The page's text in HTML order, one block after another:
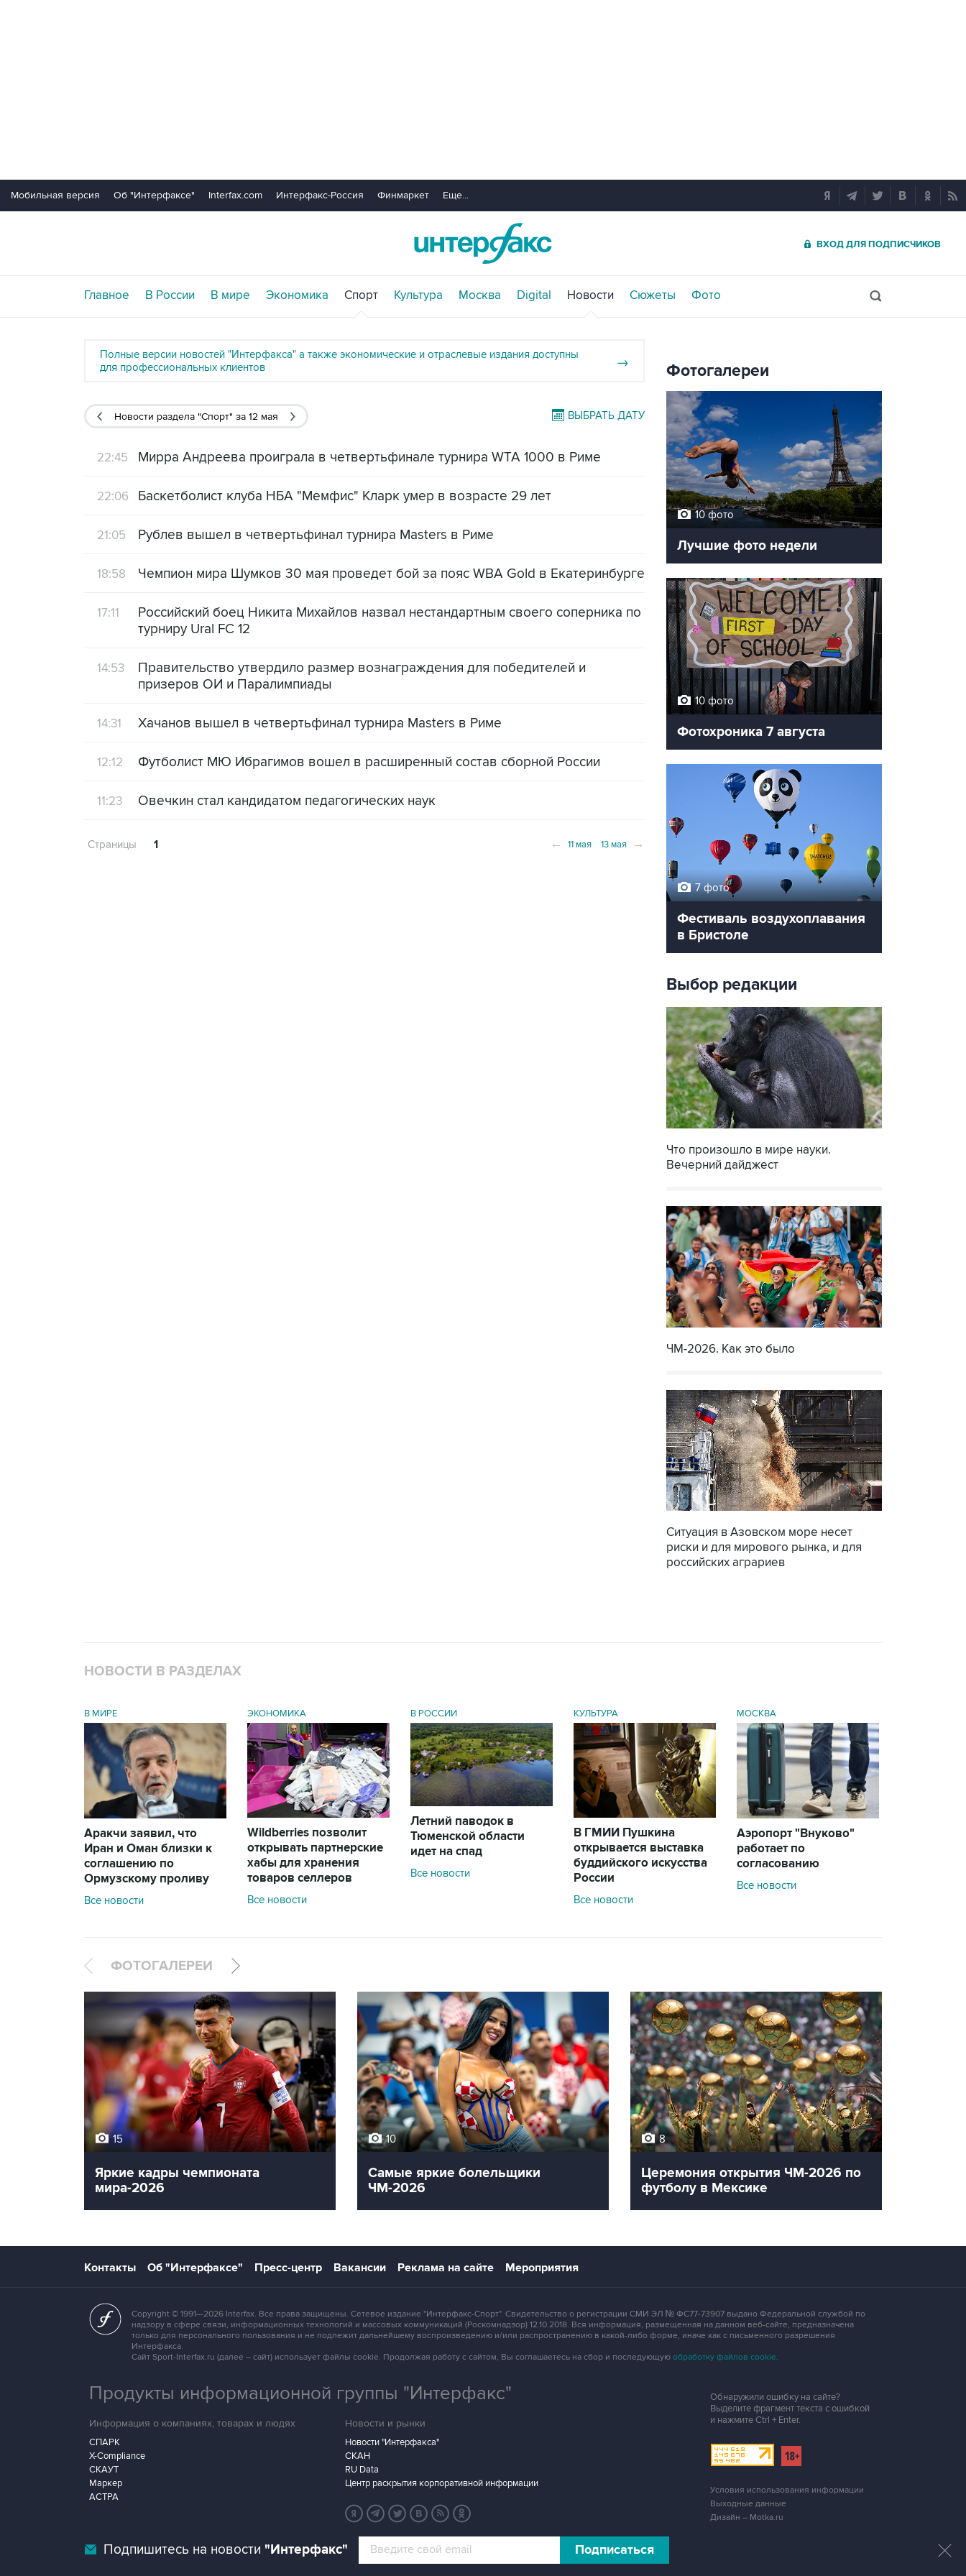
Мобильная версия Об "Интерфаксе" Interfax.com Интерфакс-Россия Финмаркет Еще...
ВХОД ДЛЯ ПОДПИСЧИКОВ
Главное В России В мире Экономика Спорт Культура Москва Digital Новости Сюжеты Фото
Полные версии новостей "Интерфакса" а также экономические и отраслевые издания доступны
для профессиональных клиентов
→
Новости раздела "Спорт" за 12 мая ВЫБРАТЬ ДАТУ
22:45 Мирра Андреева проиграла в четвертьфинале турнира WTA 1000 в Риме
22:06 Баскетболист клуба НБА "Мемфис" Кларк умер в возрасте 29 лет
21:05 Рублев вышел в четвертьфинал турнира Masters в Риме
18:58 Чемпион мира Шумков 30 мая проведет бой за пояс WBA Gold в Екатеринбурге
17:11
Российский боец Никита Михайлов назвал нестандартным своего соперника по
турниру Ural FC 12
14:53
Правительство утвердило размер вознаграждения для победителей и
призеров ОИ и Паралимпиады
14:31 Хачанов вышел в четвертьфинал турнира Masters в Риме
12:12 Футболист МЮ Ибрагимов вошел в расширенный состав сборной России
11:23 Овечкин стал кандидатом педагогических наук
Страницы 1 ← 11 мая 13 мая →
Фотогалереи
10 фото
Лучшие фото недели
10 фото
Фотохроника 7 августа
7 фото
Фестиваль воздухоплавания
в Бристоле
Выбор редакции
Что произошло в мире науки.
Вечерний дайджест
ЧМ-2026. Как это было
Ситуация в Азовском море несет
риски и для мирового рынка, и для
российских аграриев
НОВОСТИ В РАЗДЕЛАХ
В МИРЕ
Аракчи заявил, что
Иран и Оман близки к
соглашению по
Ормузскому проливу
Все новости
ЭКОНОМИКА
Wildberries позволит
открывать партнерские
хабы для хранения
товаров селлеров
Все новости
В РОССИИ
Летний паводок в
Тюменской области
идет на спад
Все новости
КУЛЬТУРА
В ГМИИ Пушкина
открывается выставка
буддийского искусства
России
Все новости
МОСКВА
Аэропорт "Внуково"
работает по
согласованию
Все новости
ФОТОГАЛЕРЕИ
15
Яркие кадры чемпионата
мира-2026
10
Самые яркие болельщики
ЧМ-2026
8
Церемония открытия ЧМ-2026 по
футболу в Мексике
Контакты Об "Интерфаксе" Пресс-центр Вакансии Реклама на сайте Мероприятия
Copyright © 1991—2026 Interfax. Все права защищены. Сетевое издание "Интерфакс-Спорт". Свидетельство о регистрации СМИ ЭЛ № ФС77-73907 выдано Федеральной службой по
надзору в сфере связи, информационных технологий и массовых коммуникаций (Роскомнадзор) 12.10.2018. Вся информация, размещенная на данном веб-сайте, предназначена
только для персонального пользования и не подлежит дальнейшему воспроизведению и/или распространению в какой-либо форме, иначе как с письменного разрешения
Интерфакса.
Сайт Sport-Interfax.ru (далее – сайт) использует файлы cookie. Продолжая работу с сайтом, Вы соглашаетесь на сбор и последующую обработку файлов cookie.
Продукты информационной группы "Интерфакс"
Информация о компаниях, товарах и людях
СПАРК
X-Compliance
СКАУТ
Маркер
АСТРА
Новости и рынки
Новости "Интерфакса"
СКАН
RU Data
Центр раскрытия корпоративной информации
Обнаружили ошибку на сайте?
Выделите фрагмент текста с ошибкой
и нажмитеCtrl + Enter.
Условия использования информации
Выходные данные
Дизайн – Motka.ru
Подпишитесь на новости "Интерфакс" Подписаться